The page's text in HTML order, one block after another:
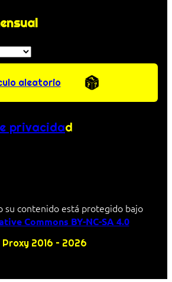
aleatorio
privacidad
su contenido está protegido bajo
Commons BY-NC-SA 4.0
Proxy 2016 – 2026